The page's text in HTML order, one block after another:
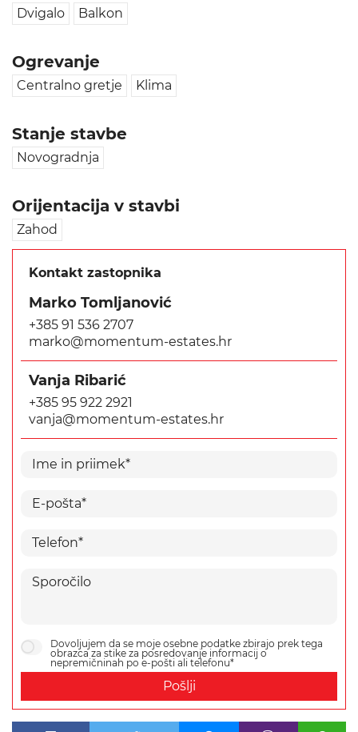
Dvigalo Balkon
Ogrevanje
Centralno gretje Klima
Stanje stavbe
Novogradnja
Orijentacija v stavbi
Zahod
Kontakt zastopnika
Marko Tomljanović
+385 91 536 2707
marko@momentum-estates.hr
Vanja Ribarić
+385 95 922 2921
vanja@momentum-estates.hr
Dovoljujem da se moje osebne podatke zbirajo prek tega
obrazca za stike za posredovanje informacij o
nepremičninah po e-pošti ali telefonu*
Pošlji